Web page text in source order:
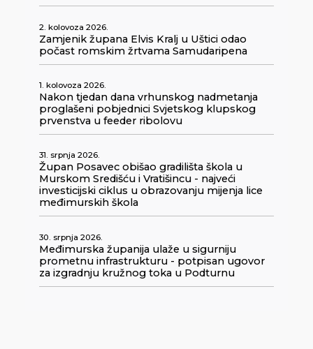
2. kolovoza 2026.
Zamjenik župana Elvis Kralj u Uštici odao
počast romskim žrtvama Samudaripena
1. kolovoza 2026.
Nakon tjedan dana vrhunskog nadmetanja
proglašeni pobjednici Svjetskog klupskog
prvenstva u feeder ribolovu
31. srpnja 2026.
Župan Posavec obišao gradilišta škola u
Murskom Središću i Vratišincu - najveći
investicijski ciklus u obrazovanju mijenja lice
međimurskih škola
30. srpnja 2026.
Međimurska županija ulaže u sigurniju
prometnu infrastrukturu - potpisan ugovor
za izgradnju kružnog toka u Podturnu